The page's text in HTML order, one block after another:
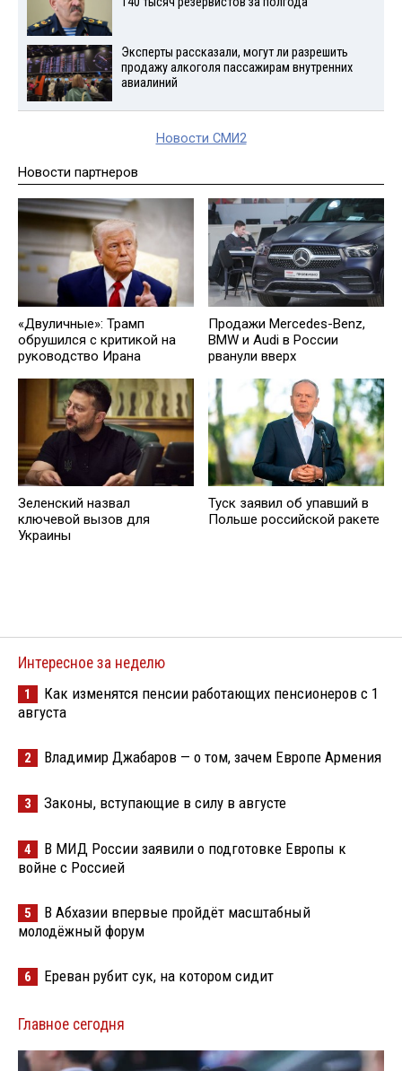
Эксперты рассказали, могут ли разрешить
продажу алкоголя пассажирам внутренних
авиалиний
Новости СМИ2
Новости партнеров
«Двуличные»: Трамп
обрушился с критикой на
руководство Ирана
Продажи Mercedes-Benz,
BMW и Audi в России
рванули вверх
Зеленский назвал
ключевой вызов для
Украины
Туск заявил об упавший в
Польше российской ракете
Интересное за неделю
1
Как изменятся пенсии работающих пенсионеров с 1
августа
2 Владимир Джабаров — о том, зачем Европе Армения
3 Законы, вступающие в силу в августе
4
В МИД России заявили о подготовке Европы к
войне с Россией
5
В Абхазии впервые пройдёт масштабный
молодёжный форум
6 Ереван рубит сук, на котором сидит
Главное сегодня